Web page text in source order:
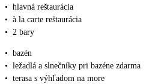
• hlavná reštaurácia
• à la carte reštaurácia
• 2 bary
• bazén
• ležadlá a slnečníky pri bazéne zdarma
• terasa s výhľadom na more